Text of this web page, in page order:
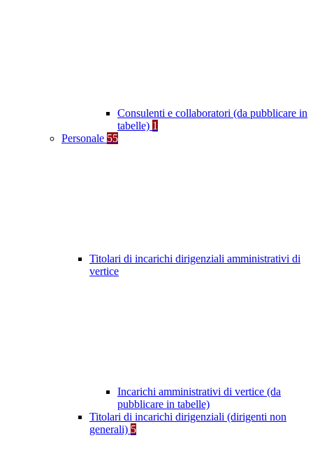
Consulenti e collaboratori (da pubblicare in
tabelle) 1
Personale 55
Titolari di incarichi dirigenziali amministrativi di
vertice
Incarichi amministrativi di vertice (da
pubblicare in tabelle)
Titolari di incarichi dirigenziali (dirigenti non
generali) 5